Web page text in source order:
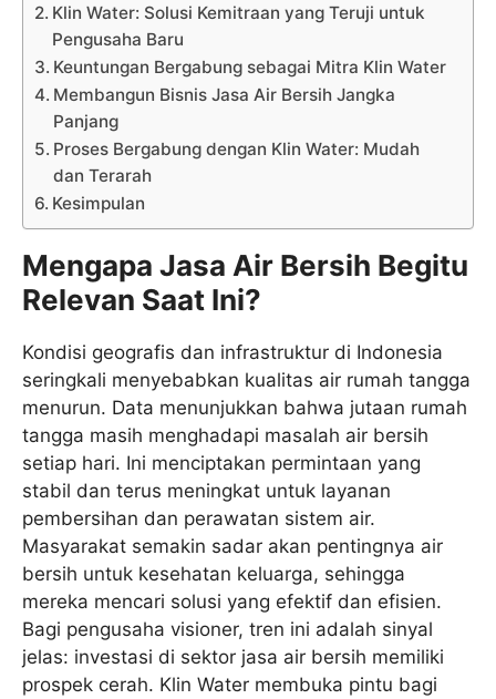
Klin Water: Solusi Kemitraan yang Teruji untuk
Pengusaha Baru
Keuntungan Bergabung sebagai Mitra Klin Water
Membangun Bisnis Jasa Air Bersih Jangka
Panjang
Proses Bergabung dengan Klin Water: Mudah
dan Terarah
Kesimpulan
Mengapa Jasa Air Bersih Begitu
Relevan Saat Ini?
Kondisi geografis dan infrastruktur di Indonesia
seringkali menyebabkan kualitas air rumah tangga
menurun. Data menunjukkan bahwa jutaan rumah
tangga masih menghadapi masalah air bersih
setiap hari. Ini menciptakan permintaan yang
stabil dan terus meningkat untuk layanan
pembersihan dan perawatan sistem air.
Masyarakat semakin sadar akan pentingnya air
bersih untuk kesehatan keluarga, sehingga
mereka mencari solusi yang efektif dan efisien.
Bagi pengusaha visioner, tren ini adalah sinyal
jelas: investasi di sektor jasa air bersih memiliki
prospek cerah. Klin Water membuka pintu bagi